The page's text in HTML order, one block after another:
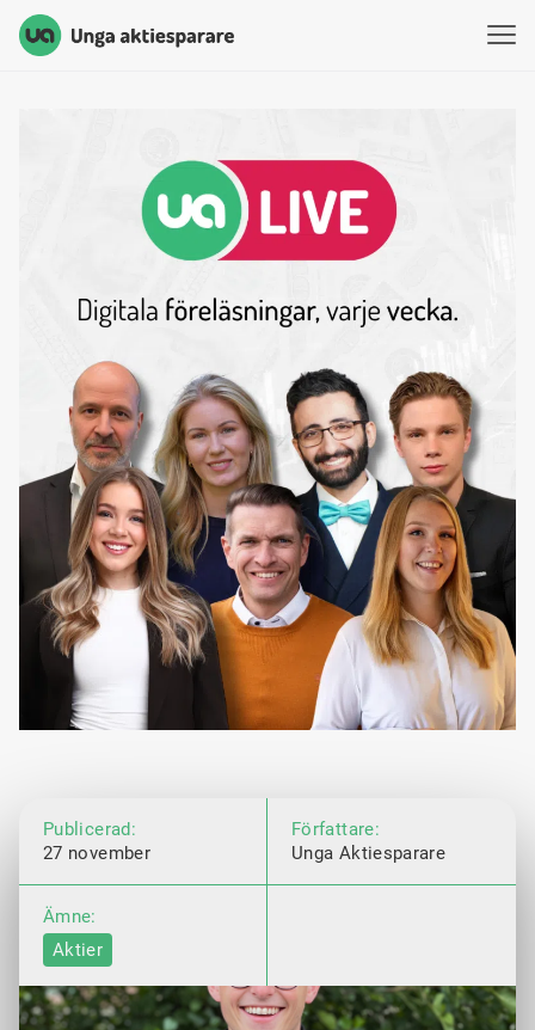
Unga Aktiesparare
Publicerad:
27 november
Författare:
Unga Aktiesparare
Ämne:
Aktier